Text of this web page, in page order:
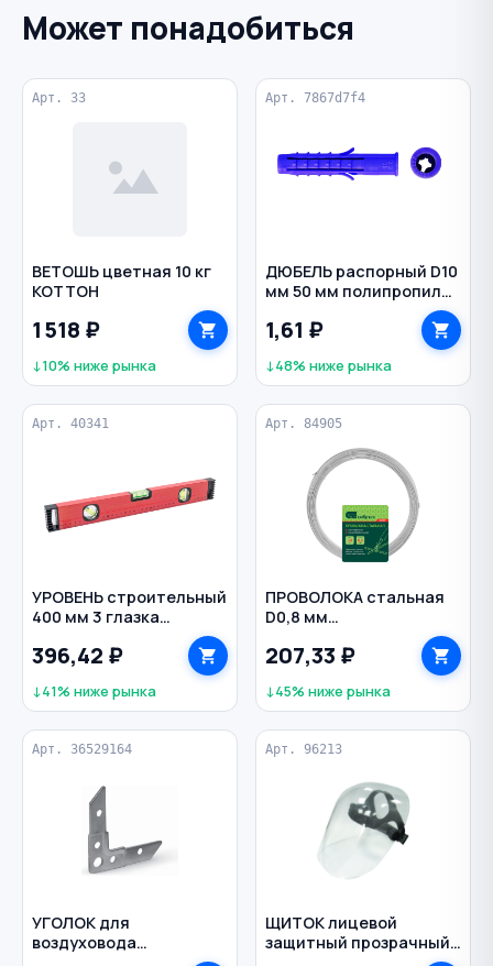
Может понадобиться
Арт. 33
ВЕТОШЬ цветная 10 кг
КОТТОН
1 518 ₽
↓10% ниже рынка
Арт. 7867d7f4
ДЮБЕЛЬ распорный D10
мм 50 мм полипропилен
1,61 ₽
↓48% ниже рынка
Арт. 40341
УРОВЕНЬ строительный
400 мм 3 глазка
ударопрочный Профи
BIBER
396,42 ₽
↓41% ниже рынка
Арт. 84905
ПРОВОЛОКА стальная
D0,8 мм
термообработанная
оцинкованная 50 м
207,33 ₽
↓45% ниже рынка
Арт. 36529164
УГОЛОК для
воздуховода
Арт. 96213
ЩИТОК лицевой
защитный прозрачный